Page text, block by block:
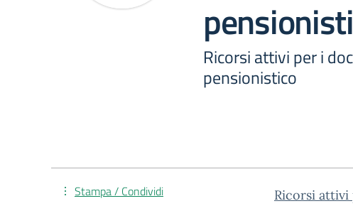
Ricorsi attivi per i
pensionistico
Ricorsi attivi
Stampa / Condividi